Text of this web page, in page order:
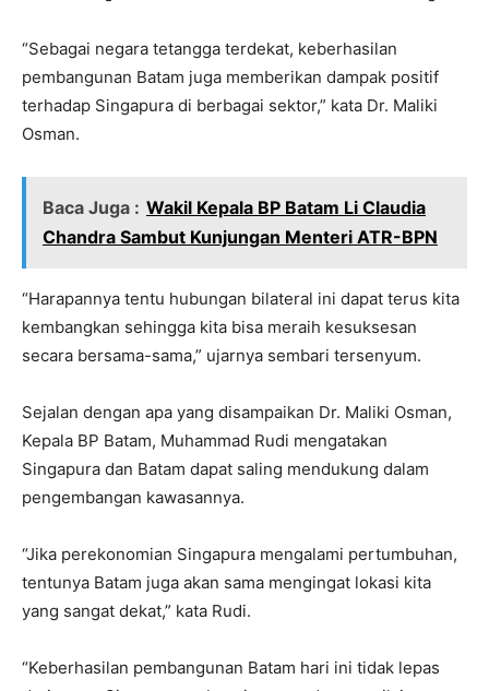
“Sebagai negara tetangga terdekat, keberhasilan
pembangunan Batam juga memberikan dampak positif
terhadap Singapura di berbagai sektor,” kata Dr. Maliki
Osman.
Baca Juga : Wakil Kepala BP Batam Li Claudia
Chandra Sambut Kunjungan Menteri ATR-BPN
“Harapannya tentu hubungan bilateral ini dapat terus kita
kembangkan sehingga kita bisa meraih kesuksesan
secara bersama-sama,” ujarnya sembari tersenyum.
Sejalan dengan apa yang disampaikan Dr. Maliki Osman,
Kepala BP Batam, Muhammad Rudi mengatakan
Singapura dan Batam dapat saling mendukung dalam
pengembangan kawasannya.
“Jika perekonomian Singapura mengalami pertumbuhan,
tentunya Batam juga akan sama mengingat lokasi kita
yang sangat dekat,” kata Rudi.
“Keberhasilan pembangunan Batam hari ini tidak lepas